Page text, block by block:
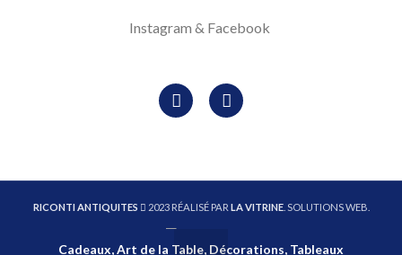
Cadeaux, Art de la Table, Décorations, Tableaux
Instagram & Facebook
RICONTI ANTIQUITES 2023 RÉALISÉ PAR LA VITRINE. SOLUTIONS WEB.